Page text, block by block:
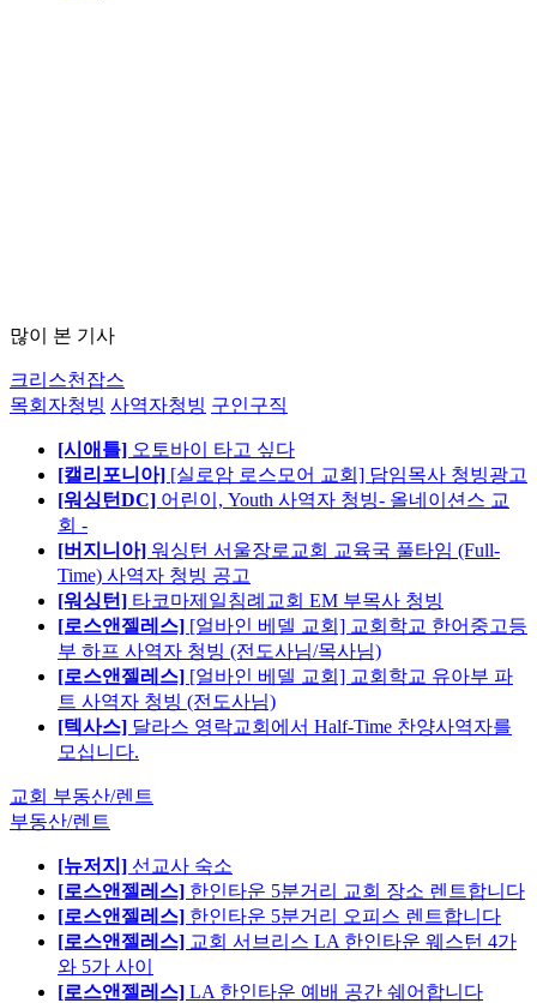
많이 본 기사
크리스천잡스
목회자청빙 사역자청빙 구인구직
[시애틀] 오토바이 타고 싶다
[캘리포니아] [실로암 로스모어 교회] 담임목사 청빙광고
[워싱턴DC] 어린이, Youth 사역자 청빙- 올네이션스 교
회 -
[버지니아] 워싱턴 서울장로교회 교육국 풀타임 (Full-
Time) 사역자 청빙 공고
[워싱턴] 타코마제일침례교회 EM 부목사 청빙
[로스앤젤레스] [얼바인 베델 교회] 교회학교 한어중고등
부 하프 사역자 청빙 (전도사님/목사님)
[로스앤젤레스] [얼바인 베델 교회] 교회학교 유아부 파
트 사역자 청빙 (전도사님)
[텍사스] 달라스 영락교회에서 Half-Time 찬양사역자를
모십니다.
교회 부동산/렌트
부동산/렌트
[뉴저지] 선교사 숙소
[로스앤젤레스] 한인타운 5분거리 교회 장소 렌트합니다
[로스앤젤레스] 한인타운 5분거리 오피스 렌트합니다
[로스앤젤레스] 교회 서브리스 LA 한인타운 웨스턴 4가
와 5가 사이
[로스앤젤레스] LA 한인타운 예배 공간 쉐어합니다